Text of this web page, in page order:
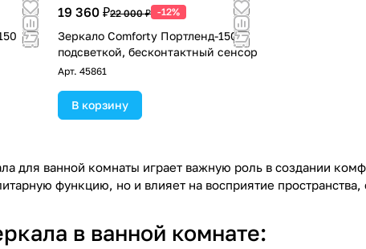
19 360 ₽22 000 ₽ -12%
Зеркало Comforty Портленд-150 с
подсветкой, бесконтактный сенсор
Арт. 45861
В корзину
для ванной комнаты играет важную роль в создании
функцию, но и влияет на восприятие
в ванной комнате: